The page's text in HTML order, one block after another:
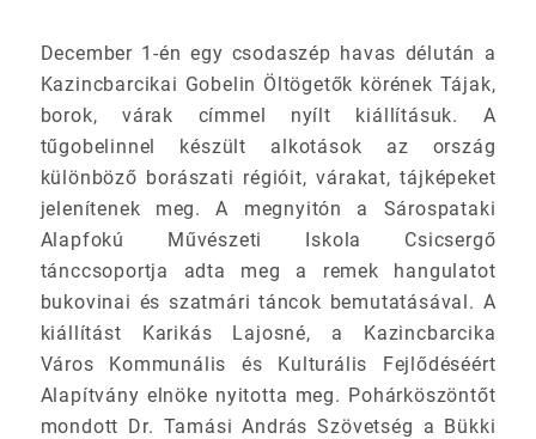
December 1-én egy csodaszép havas délután a
Kazincbarcikai Gobelin Öltögetők körének Tájak,
borok, várak címmel nyílt kiállításuk. A
tűgobelinnel készült alkotások az ország
különböző borászati régióit, várakat, tájképeket
jelenítenek meg. A megnyitón a Sárospataki
Alapfokú Művészeti Iskola Csicsergő
tánccsoportja adta meg a remek hangulatot
bukovinai és szatmári táncok bemutatásával. A
kiállítást Karikás Lajosné, a Kazincbarcika
Város Kommunális és Kulturális Fejlődéséért
Alapítvány elnöke nyitotta meg. Pohárköszöntőt
mondott Dr. Tamási András Szövetség a Bükki